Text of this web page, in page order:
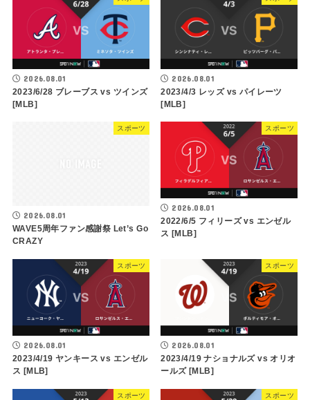
2026.08.01
2023/6/28 ブレーブス vs ツインズ
[MLB]
2026.08.01
2023/4/3 レッズ vs パイレーツ
[MLB]
スポーツ
2026.08.01
WAVE5周年ファン感謝祭 Let’s Go
CRAZY
スポーツ
2026.08.01
2022/6/5 フィリーズ vs エンゼル
ス [MLB]
スポーツ
2026.08.01
2023/4/19 ヤンキース vs エンゼル
ス [MLB]
スポーツ
2026.08.01
2023/4/19 ナショナルズ vs オリオ
ールズ [MLB]
スポーツ スポーツ